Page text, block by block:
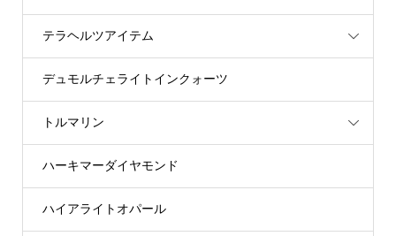
テラヘルツアイテム
デュモルチェライトインクォーツ
トルマリン
ハーキマーダイヤモンド
ハイアライトオパール